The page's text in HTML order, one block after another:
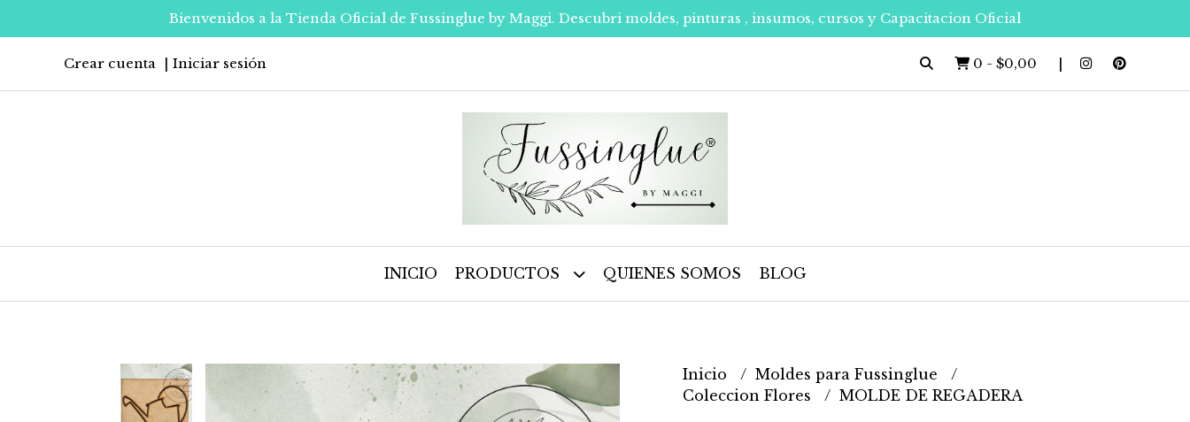
Bienvenidos a la Tienda Oficial de Fussinglue by Maggi. Descubri moldes, pinturas , insumos, cursos y Capacitacion Oficial
Crear cuenta Iniciar sesión 0 - $0,00
INICIO PRODUCTOS QUIENES SOMOS BLOG
Inicio
Moldes para Fussinglue
Coleccion Flores
MOLDE DE REGADERA